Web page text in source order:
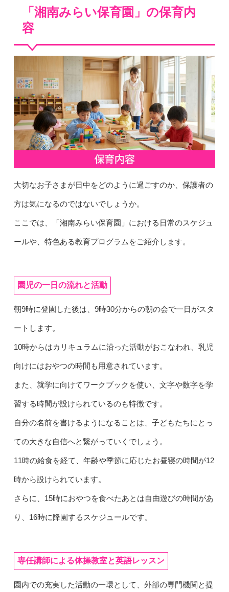
「湘南みらい保育園」の保育内
容
大切なお子さまが日中をどのように過ごすのか、保護者の
方は気になるのではないでしょうか。
ここでは、「湘南みらい保育園」における日常のスケジュ
ールや、特色ある教育プログラムをご紹介します。
園児の一日の流れと活動
朝9時に登園した後は、9時30分からの朝の会で一日がスタ
ートします。
10時からはカリキュラムに沿った活動がおこなわれ、乳児
向けにはおやつの時間も用意されています。
また、就学に向けてワークブックを使い、文字や数字を学
習する時間が設けられているのも特徴です。
自分の名前を書けるようになることは、子どもたちにとっ
ての大きな自信へと繋がっていくでしょう。
11時の給食を経て、年齢や季節に応じたお昼寝の時間が12
時から設けられています。
さらに、15時におやつを食べたあとは自由遊びの時間があ
り、16時に降園するスケジュールです。
専任講師による体操教室と英語レッスン
園内での充実した活動の一環として、外部の専門機関と提